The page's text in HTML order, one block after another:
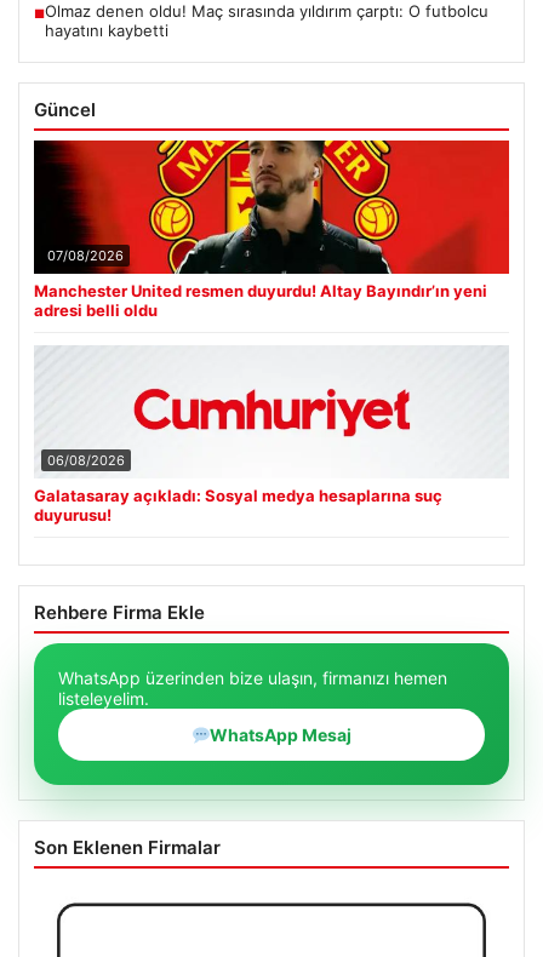
■Olmaz denen oldu! Maç sırasında yıldırım çarptı: O futbolcu
hayatını kaybetti
Güncel
07/08/2026
Manchester United resmen duyurdu! Altay Bayındır’ın yeni
adresi belli oldu
06/08/2026
Galatasaray açıkladı: Sosyal medya hesaplarına suç
duyurusu!
Rehbere Firma Ekle
WhatsApp üzerinden bize ulaşın, firmanızı hemen
listeleyelim.
WhatsApp Mesaj
Son Eklenen Firmalar